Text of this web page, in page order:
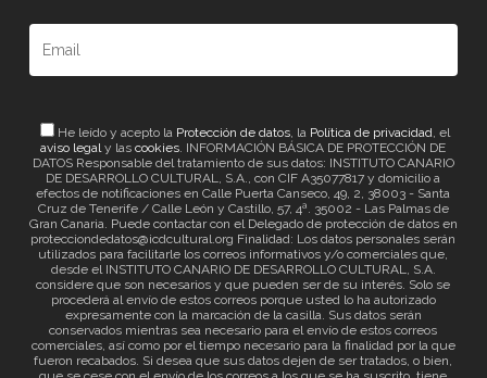
He leído y acepto la Protección de datos, la Política de privacidad, el
aviso legaly lascookies. INFORMACIÓN BÁSICA DE PROTECCIÓN DE
DATOS Responsable del tratamiento de sus datos: INSTITUTO CANARIO
DE DESARROLLO CULTURAL, S.A., con CIF A35077817 y domicilio a
efectos de notificaciones en Calle Puerta Canseco, 49, 2, 38003 - Santa
Cruz de Tenerife / Calle León y Castillo, 57, 4ª. 35002 - Las Palmas de
Gran Canaria. Puede contactar con el Delegado de protección de datos en
protecciondedatos@icdcultural.org Finalidad: Los datos personales serán
utilizados para facilitarle los correos informativos y/o comerciales que,
desde el INSTITUTO CANARIO DE DESARROLLO CULTURAL, S.A.
considere que son necesarios y que pueden ser de su interés. Solo se
procederá al envío de estos correos porque usted lo ha autorizado
expresamente con la marcación de la casilla. Sus datos serán
conservados mientras sea necesario para el envío de estos correos
comerciales, así como por el tiempo necesario para la finalidad por la que
fueron recabados. Si desea que sus datos dejen de ser tratados, o bien,